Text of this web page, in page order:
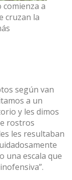
a
cruzan la
según van
a un
y les dimos
rostros
les resultaban
una escala que